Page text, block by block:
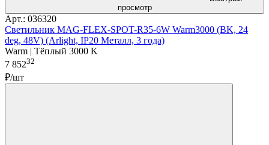
просмотр
Арт.: 036320
Светильник MAG-FLEX-SPOT-R35-6W Warm3000 (BK, 24
deg, 48V) (Arlight, IP20 Металл, 3 года)
Warm | Тёплый 3000 K
7 85232
₽/шт